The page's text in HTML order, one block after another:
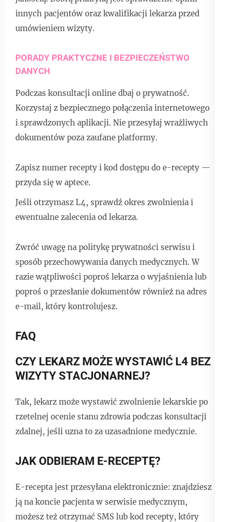
innych pacjentów oraz kwalifikacji lekarza przed
umówieniem wizyty.
PORADY PRAKTYCZNE I BEZPIECZEŃSTWO
DANYCH
Podczas konsultacji online dbaj o prywatność.
Korzystaj z bezpiecznego połączenia internetowego
i sprawdzonych aplikacji. Nie przesyłaj wrażliwych
dokumentów poza zaufane platformy.
Zapisz numer recepty i kod dostępu do e-recepty —
przyda się w aptece.
Jeśli otrzymasz L4, sprawdź okres zwolnienia i
ewentualne zalecenia od lekarza.
Zwróć uwagę na politykę prywatności serwisu i
sposób przechowywania danych medycznych. W
razie wątpliwości poproś lekarza o wyjaśnienia lub
poproś o przesłanie dokumentów również na adres
e-mail, który kontrolujesz.
FAQ
CZY LEKARZ MOŻE WYSTAWIĆ L4 BEZ
WIZYTY STACJONARNEJ?
Tak, lekarz może wystawić zwolnienie lekarskie po
rzetelnej ocenie stanu zdrowia podczas konsultacji
zdalnej, jeśli uzna to za uzasadnione medycznie.
JAK ODBIERAM E-RECEPTĘ?
E-recepta jest przesyłana elektronicznie: znajdziesz
ją na koncie pacjenta w serwisie medycznym,
możesz też otrzymać SMS lub kod recepty, który